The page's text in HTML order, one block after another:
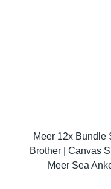
Meer 12x Bundle
Brother | Canvas
Meer Sea